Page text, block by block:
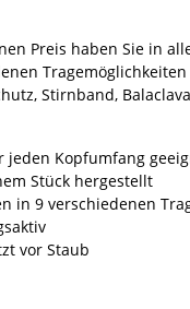
Preis haben Sie in
Stirnband,
Kopfumfang
Stück hergestellt
in 9 verschiedenen
vor Staub